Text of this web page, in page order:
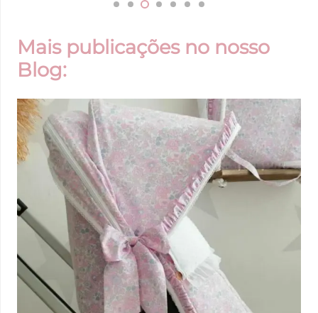
Mais publicações no nosso
Blog: